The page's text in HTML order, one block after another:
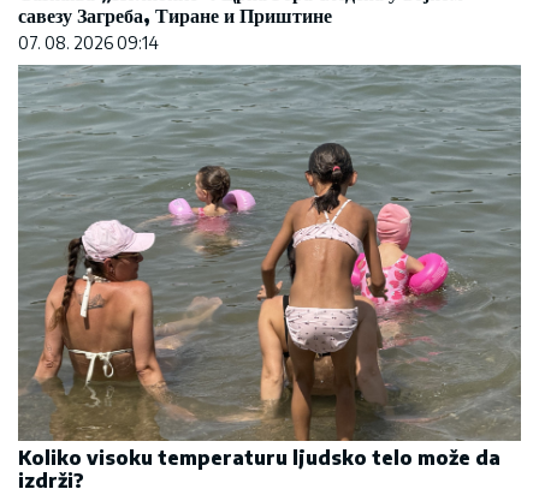
савезу Загреба, Тиране и Приштине
07. 08. 2026 09:14
Koliko visoku temperaturu ljudsko telo može da
izdrži?